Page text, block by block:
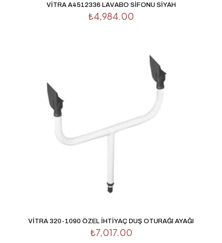
VİTRA A4512336 LAVABO SİFONU SİYAH
₺4,984.00
VİTRA 320-1090 ÖZEL İHTİYAÇ DUŞ OTURAĞI AYAĞI
₺7,017.00